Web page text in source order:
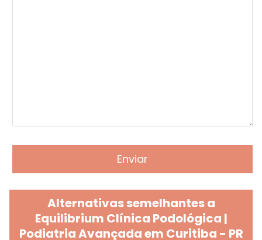
Alternativas semelhantes a
Equilibrium Clínica Podológica |
Podiatria Avançada em Curitiba - PR